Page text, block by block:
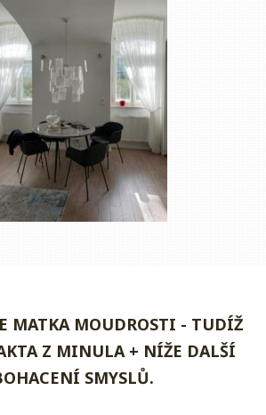
MATKA MOUDROSTI - TUDÍŽ
Z MINULA + NÍŽE DALŠÍ
SMYSLŮ.